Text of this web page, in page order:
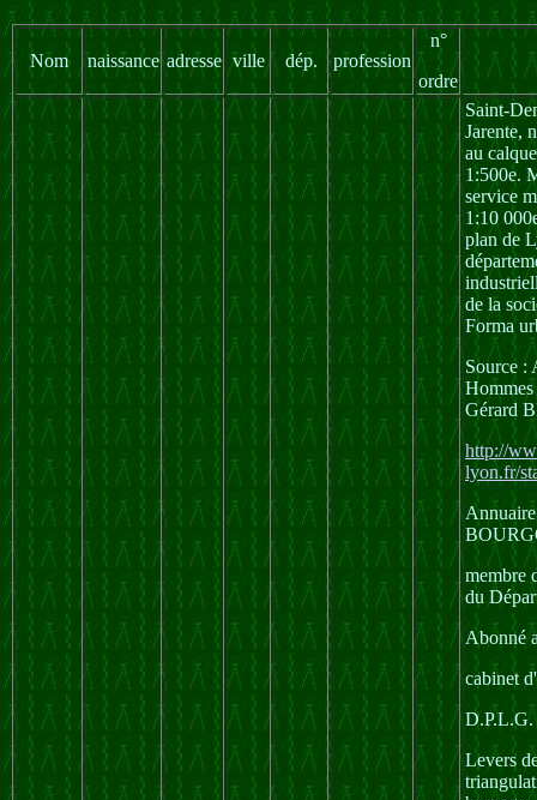
Nom naissance adresse ville dép. profession
n°
ordre
Saint-
Jarente,
au
1:500e.
service
1:10
plan de
de la
Forma
Source :
Gérard
http://
lyon.fr/
membre
du
Abonné
cabinet
D.P.L.G.
Levers